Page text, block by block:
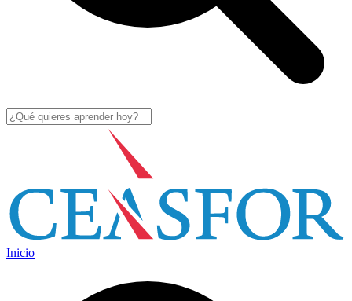
Inicio